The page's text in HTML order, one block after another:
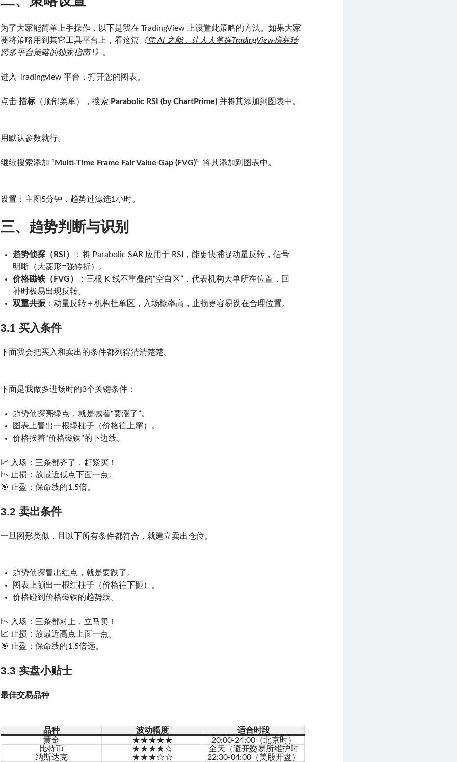
为了大家能简单上手操作，以下是我在 TradingView 上设置此策略的方法。如果大家
要将策略用到其它工具平台上，看这篇 《凭 AI 之能，让人人掌握TradingView指标转
跨多平台策略的独家指南 !》 。
进入 Tradingview 平台，打开您的图表。
点击指标（顶部菜单），搜索 Parabolic RSI (by ChartPrime) 并将其添加到图表中。
用默认参数就行。
继续搜索添加 “Multi-Time Frame Fair Value Gap (FVG)” 将其添加到图表中。
设置：主图5分钟，趋势过滤选1小时。
三、趋势判断与识别
趋势侦探（RSI）
：将 Parabolic SAR 应用于 RSI，能更快捕捉动量反转，信号
明晰（大菱形=强转折）。
价格磁铁（FVG）
：三根 K 线不重叠的“空白区”，代表机构大单所在位置，回
补时极易出现反转。
双重共振 ：动量反转＋机构挂单区，入场概率高，止损更容易设在合理位置。
3.1 买入条件
下面我会把买入和卖出的条件都列得清清楚楚。
下面是我做多进场时的3个关键条件：
趋势侦探亮绿点，就是喊着“要涨了”。
图表上冒出一根绿柱子（价格往上窜）。
价格挨着“价格磁铁”的下边线。
📈 入场：三条都齐了，赶紧买！
📉 止损：放最近低点下面一点。
🎯 止盈：保命线的1.5倍。
3.2 卖出条件
一旦图形类似，且以下所有条件都符合，就建立卖出仓位。
趋势侦探冒出红点，就是要跌了。
图表上蹦出一根红柱子（价格往下砸）。
价格碰到价格磁铁的趋势线。
📉 入场：三条都对上，立马卖！
📈 止损：放最近高点上面一点。
🎯 止盈：保命线的1.5倍远。
3.3 实盘小贴士
最佳交易品种
品种 波动幅度
适合时段
黄金
★★★★★
20:00-24:00（北京时）
比特币
★★★★☆
全天（避开交易所维护时段）
纳斯达克
★★★☆☆ 22:30-04:00（美股开盘）